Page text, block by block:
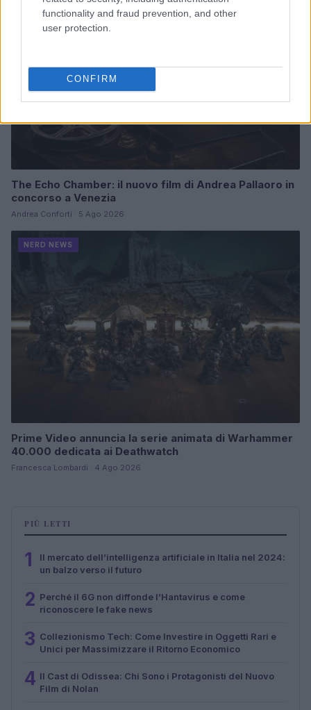
functionality and fraud prevention, and other
user protection.
CONFIRM
The Echo Chamber: il nuovo film di Andrea Pallaoro in
concorso a Venezia
Andrea Conforti · 5 Ago 2026
NERD NEWS
Prime Video annuncia la serie animata di Warhammer
40.000 dedicata ai Deathwatch
Francesca Lombardi · 4 Ago 2026
PIÙ LETTI
1
Il mercato dell’intelligenza artificiale in Italia nel 2024:
un balzo verso il futuro
2 Perché il 6G non diffonde l’Hantavirus e come
riconoscere le fake news
3 Collezionismo Tech: Come Investire in Oggetti Rari e
Unici per Massimizzare il Ritorno Economico
4 Il Cast di Odissea: Chi Sono i Protagonisti del Nuovo
Film di Nolan